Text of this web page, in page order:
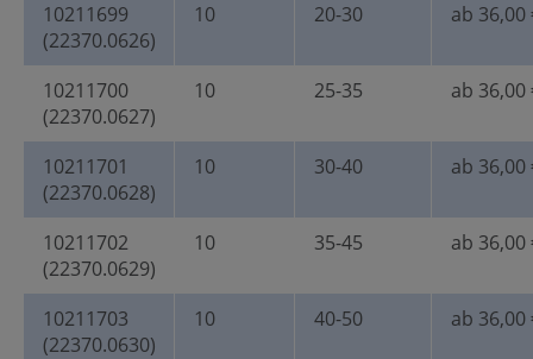
10211699
(22370.0626)
10 20-30 ab 36,00
10211700
(22370.0627)
10 25-35 ab 36,00
10211701
(22370.0628)
10 30-40 ab 36,00
10211702
(22370.0629)
10 35-45 ab 36,00
10211703
(22370.0630)
10 40-50 ab 36,00